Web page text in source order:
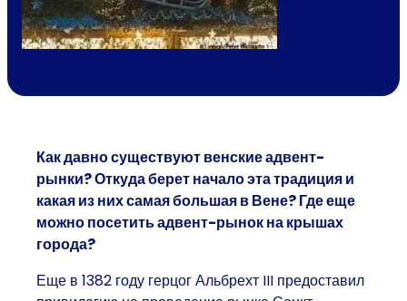
Как давно существуют венские адвент-
рынки? Откуда берет начало эта традиция и
какая из них самая большая в Вене? Где еще
можно посетить адвент-рынок на крышах
города?
Еще в 1382 году герцог Альбрехт III предоставил